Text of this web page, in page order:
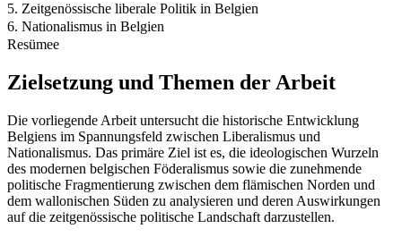
5. Zeitgenössische liberale Politik in Belgien
6. Nationalismus in Belgien
Resümee
Zielsetzung und Themen der Arbeit
Die vorliegende Arbeit untersucht die historische Entwicklung
Belgiens im Spannungsfeld zwischen Liberalismus und
Nationalismus. Das primäre Ziel ist es, die ideologischen Wurzeln
des modernen belgischen Föderalismus sowie die zunehmende
politische Fragmentierung zwischen dem flämischen Norden und
dem wallonischen Süden zu analysieren und deren Auswirkungen
auf die zeitgenössische politische Landschaft darzustellen.